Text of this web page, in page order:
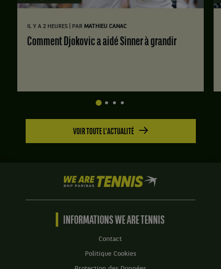
IL Y A 2 HEURES PAR MATHIEU CANAC
Comment Djokovic a aidé Sinner à grandir
VOIR TOUTE L'ACTUALITÉ
We
are
Tennis
BNP
Accueil
INFORMATIONS WE ARE TENNIS
Contact
Politique Cookies